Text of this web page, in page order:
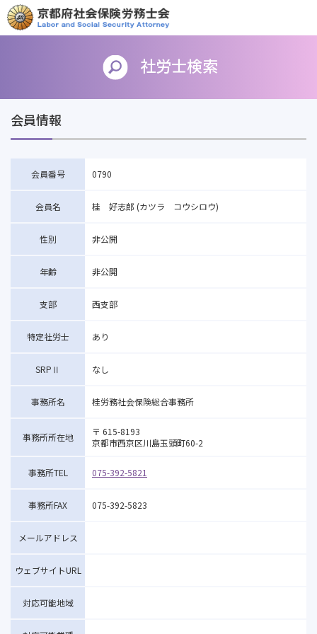
社労士検索
会員情報
会員番号 0790
会員名 桂 好志郎 (カツラ コウシロウ)
性別 非公開
年齢 非公開
支部 西支部
特定社労士 あり
SRPⅡ なし
事務所名 桂労務社会保険総合事務所
事務所所在地
〒 615-8193
京都市西京区川島玉頭町60-2
事務所TEL 075-392-5821
事務所FAX 075-392-5823
メールアドレス
ウェブサイトURL
対応可能地域